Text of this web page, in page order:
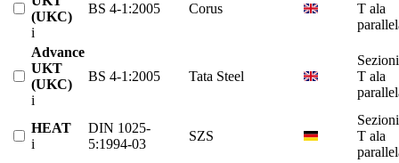
(UKC)
i
BS 4-1:2005 Corus
T ala
Advance
UKT
(UKC)
i
BS 4-1:2005 Tata Steel
T ala
HEAT
i
DIN 1025-
5:1994-03
SZS
T ala